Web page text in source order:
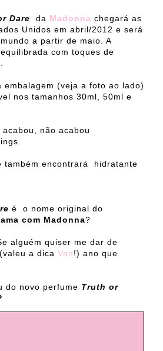
Dare da Madonna chegará as
Unidos em abril/2012 e será
a partir de maio. A
com toques de
embalagem (veja a foto ao lado)
nos tamanhos 30ml, 50ml e
não acabou
também encontrará hidratante
é o nome original do
com Madonna?
alguém quiser me dar de
(valeu a dica Van!) ano que
do novo perfume Truth or